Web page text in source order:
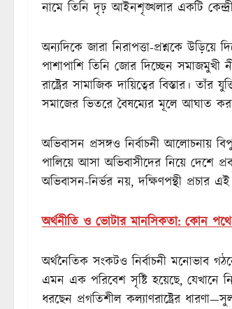
নামে তিনি দৃঢ় আইনশৃঙ্খলার একটি কেন্দ্রীয়
অন্যদিকে জারা নিরাপত্তা-প্রশ্নকে
পাশাপাশি তিনি জোর দিচ্ছেন সমাজমুখী
রাষ্ট্রের সামাজিক দায়িত্বের বিস্তার।
সমাজের ভিতরে বৈষম্যের মূলে আঘাত
অভিবাসন প্রসঙ্গও নির্বাচনী আলোচনায়
পালিয়ে আসা অভিবাসীদের নিয়ে দেশে
অভিবাসন-নির্ভর নয়, দক্ষিণপন্থী প্রচার
অর্থনীতি ও ভোটার মানসিকতা: কোন
অর্থনৈতিক সংকটও নির্বাচনী মনোভাব
এমন এক পরিবেশ সৃষ্টি হয়েছে, যেখানে
ধরছেন প্রগতিশীল কল্যাণরাষ্ট্রের